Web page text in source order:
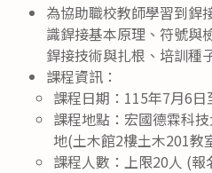
為協助職校教師學習到銲
識銲接基本原理、符號與
銲接技術與扎根、培訓種
課程資訊：
課程日期：115年7月6日
課程地點：宏國德霖科
地(土木館2樓土木201教
課程人數：上限20人 (